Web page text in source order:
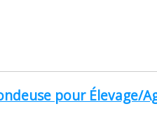
pour Élevage/